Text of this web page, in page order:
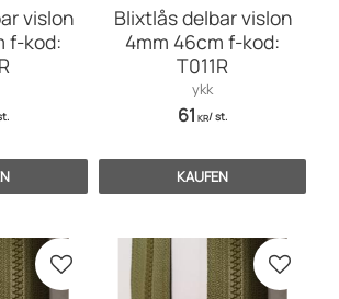
vislon
f-kod:
Blixtlås delbar vislon
4mm 46cm f-kod:
T011R
ykk
61 KR/st.
KAUFEN
Zu Favoriten hinzufügen Zu